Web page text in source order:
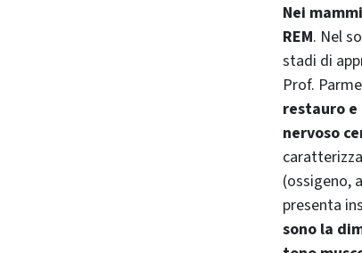
Nei
REM. Nel
stadi di
Prof.
restauro
nervoso
(ossigeno,
presenta
sono la